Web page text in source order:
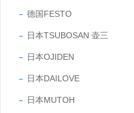
德国FESTO
日本TSUBOSAN 壶三
日本OJIDEN
日本DAILOVE
日本MUTOH